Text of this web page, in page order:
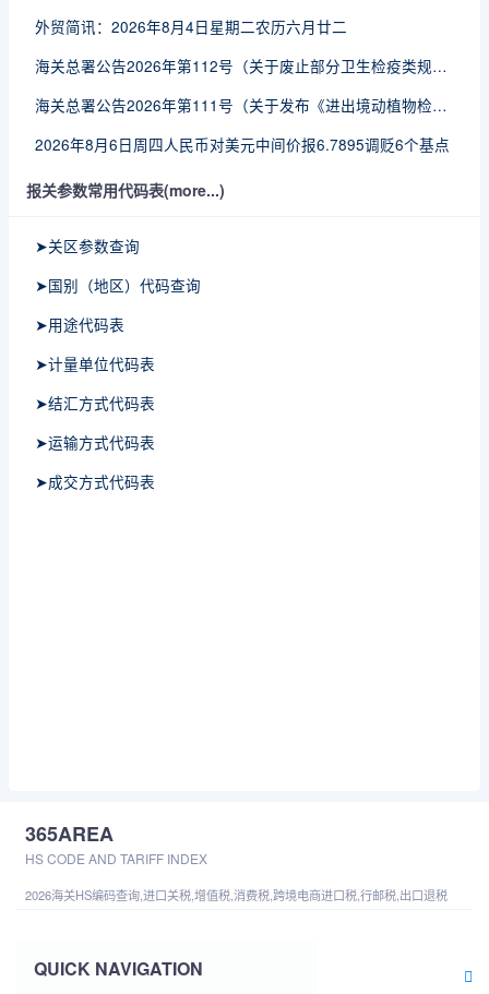
外贸简讯：2026年8月4日星期二农历六月廿二
海关总署公告2026年第112号（关于废止部分卫生检疫类规范性文件的公告）
海关总署公告2026年第111号（关于发布《进出境动植物检疫处理监督管理工作规定》《进出境卫生处理监督管理工作规定》的公告）
2026年8月6日周四人民币对美元中间价报6.7895调贬6个基点
报关参数常用代码表(more...)
➤关区参数查询
➤国别（地区）代码查询
➤用途代码表
➤计量单位代码表
➤结汇方式代码表
➤运输方式代码表
➤成交方式代码表
365AREA
HS CODE AND TARIFF INDEX
2026海关HS编码查询,进口关税,增值税,消费税,跨境电商进口税,行邮税,出口退税
QUICK NAVIGATION